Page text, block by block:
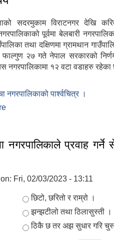
सदरमुकाम विराटनगर देखि
पूर्वमा बेलबारी
तथा दक्षिणमा ग्रामथान
२७ गते नेपाल सरकारको
नगरपालिकामा १२ वटा वडाहरु रहेका
नगरपालिकाको पार्श्वचित्र ।
नगरपालिकाले प्रवाह गर्ने
Fri, 02/03/2023 - 13:11
Choices
छिटो, छरितो र राम्रो ।
झन्झटीलो तथा ठिलासुस्ती ।
ठिकै छ तर अझ सुधार गरि